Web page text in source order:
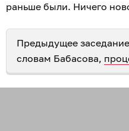
раньше были. Ничего
Предыдущее
словам Бабасова,